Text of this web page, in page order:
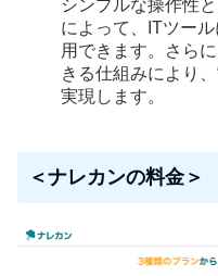
シンプルな操作性
によって、ITツー
用できます。さら
きる仕組みにより
実現します。
＜ナレカンの料金＞